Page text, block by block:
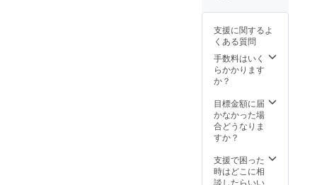
ご支援
すと大
変嬉し
いで
す。 ※
がたち
次第、
リター
めてま
いりま
す。
ご支援
いただ
く際
に、ど
のリ
乗せ支
援』を
するこ
す。 ご
都合許
す場合
い。
orld-
kyoto.c
om ※公
序良俗
容、法
令に違
反する
受けで
きませ
ん。
務所を
てたと
ころ、
なんと
２０枚
出てき
た！！
ジャ
ケット
ビジュ
エンラ
イトメ
ント CD
支援に関するよ
くある質問
手数料はいく
らかかります
か？
目標金額に届
かなかった場
合どうなりま
すか？
支援で困った
時はどこに相
談したらいい